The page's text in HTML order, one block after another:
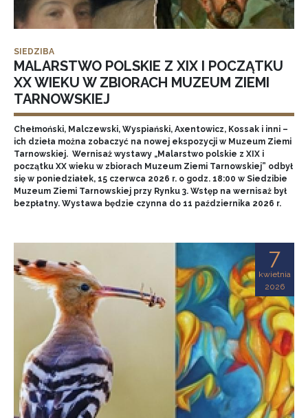
SIEDZIBA
MALARSTWO POLSKIE Z XIX I POCZĄTKU
XX WIEKU W ZBIORACH MUZEUM ZIEMI
TARNOWSKIEJ
Chełmoński, Malczewski, Wyspiański, Axentowicz, Kossak i inni –
ich dzieła można zobaczyć na nowej ekspozycji w Muzeum Ziemi
Tarnowskiej. Wernisaż wystawy „Malarstwo polskie z XIX i
początku XX wieku w zbiorach Muzeum Ziemi Tarnowskiej” odbył
się w poniedziałek, 15 czerwca 2026 r. o godz. 18:00 w Siedzibie
Muzeum Ziemi Tarnowskiej przy Rynku 3. Wstęp na wernisaż był
bezpłatny. Wystawa będzie czynna do 11 października 2026 r.
7
kwietnia
2026